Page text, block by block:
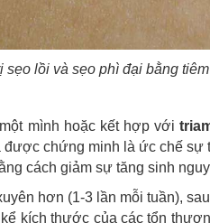
sẹo lồi và sẹo phì đại bằng
mình hoặc kết hợp với
chứng minh là ức chế
cách giảm sự tăng sinh
hơn (1-3 lần mỗi tuần),
kích thước của các tổn